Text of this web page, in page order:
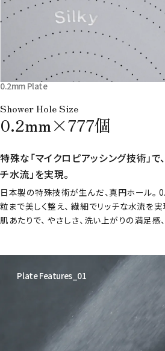
0.2mm Plate
Shower Hole Size
0.2mm×777個
特殊な「マイクロピアッシング技術」で
チ水流」を実現。
日本製の特殊技術が生んだ、真円ホール。
粒まで美しく整え、 繊細でリッチな水流を実
肌あたりで、 やさしさ、洗い上がりの満足感
Plate Features_01